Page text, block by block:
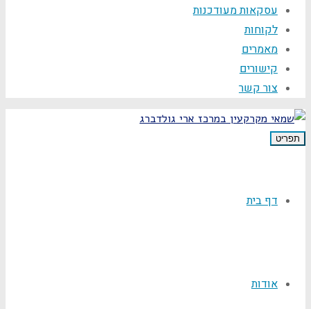
עסקאות מעודכנות
לקוחות
מאמרים
קישורים
צור קשר
תפריט
דף בית
אודות